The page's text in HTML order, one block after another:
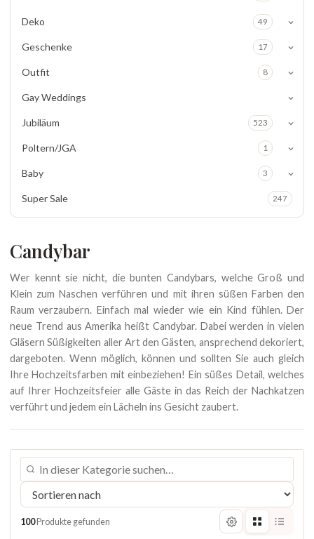
Deko 49
Geschenke 17
Outfit 8
Gay Weddings
Jubiläum 523
Poltern/JGA 1
Baby 3
Super Sale 247
Candybar
Wer kennt sie nicht, die bunten Candybars, welche Groß und
Klein zum Naschen verführen und mit ihren süßen Farben den
Raum verzaubern. Einfach mal wieder wie ein Kind fühlen. Der
neue Trend aus Amerika heißt Candybar. Dabei werden in vielen
Gläsern Süßigkeiten aller Art den Gästen, ansprechend dekoriert,
dargeboten. Wenn möglich, können und sollten Sie auch gleich
Ihre Hochzeitsfarben mit einbeziehen! Ein süßes Detail, welches
auf Ihrer Hochzeitsfeier alle Gäste in das Reich der Nachkatzen
verführt und jedem ein Lächeln ins Gesicht zaubert.
100Produkte gefunden